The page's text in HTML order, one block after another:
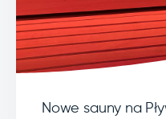
Nowe sauny na